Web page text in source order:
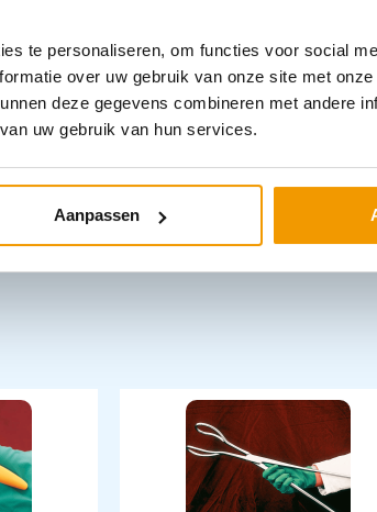
te personaliseren, om functies voor social
over uw gebruik van onze site met
deze gegevens combineren met andere
uw gebruik van hun services.
Aanpassen
Categorieën: